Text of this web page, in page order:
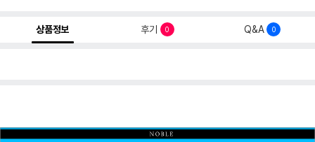
상품정보 후기 0 Q&A 0